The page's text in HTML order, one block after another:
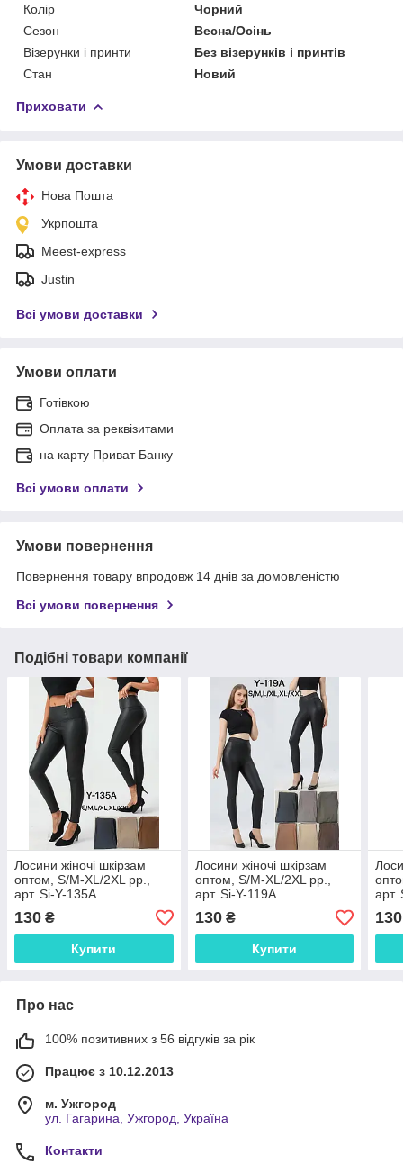
Колір
Чорний
Сезон
Весна/Осінь
Візерунки і принти
Без візерунків і принтів
Стан
Новий
Приховати
Умови доставки
Нова Пошта
Укрпошта
Meest-express
Justin
Всі умови доставки
Умови оплати
Готівкою
Оплата за реквізитами
на карту Приват Банку
Всі умови оплати
Умови повернення
Повернення товару впродовж 14 днів за домовленістю
Всі умови повернення
Подібні товари компанії
Лосини жіночі шкірзам
оптом, S/M-XL/2XL рр.,
арт. Si-Y-135A
130 ₴
Купити
Лосини жіночі шкірзам
оптом, S/M-XL/2XL рр.,
арт. Si-Y-119A
130₴
Купити
арт.
130
Про нас
100% позитивних з 56 відгуків за рік
Працює з 10.12.2013
м. Ужгород
ул. Гагарина, Ужгород, Україна
Контакти